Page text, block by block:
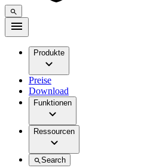
Produkte
Preise
Download
Funktionen
Ressourcen
Search